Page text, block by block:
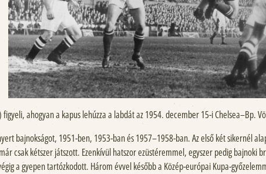
ahogyan a kapus lehúzza a labdát az 1954. december 15-i Chelsea–Bp.
bajnokságot, 1951-ben, 1953-ban és 1957–1958-ban. Az első két sikernél
csak kétszer játszott. Ezenkívül hatszor ezüstéremmel, egyszer pedig
a gyepen tartózkodott. Három évvel később a Közép-európai Kupa-